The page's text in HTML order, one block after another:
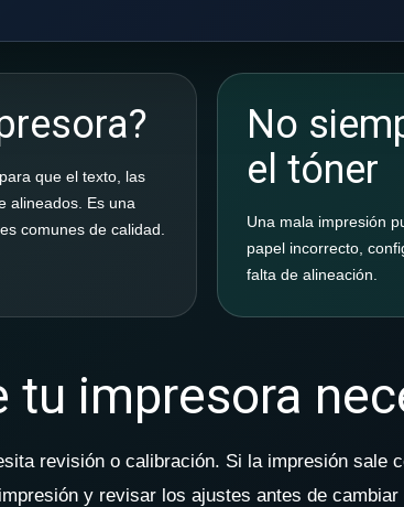
que el texto, las
alineados. Es una
comunes de calidad.
No
el tóner
Una mala impresión
papel incorrecto,
falta de alineación.
tu impresora
revisión o calibración. Si la impresión sale
y revisar los ajustes antes de